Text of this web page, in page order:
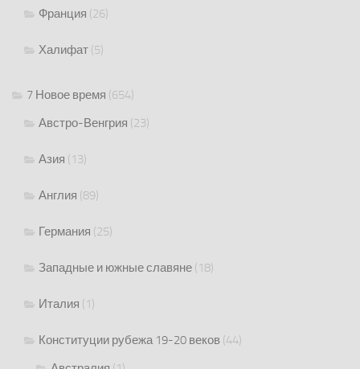
Франция (26)
Халифат (5)
7 Новое время (654)
Австро-Венгрия (23)
Азия (13)
Англия (89)
Германия (25)
Западные и южные славяне (18)
Италия (1)
Конституции рубежа 19-20 веков (44)